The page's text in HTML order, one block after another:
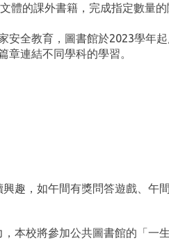
體的課外書籍，完成指定數量
安全教育，圖書館於2023學年
章連結不同學科的學習。
趣，如午間有獎問答遊戲、
本校將參加公共圖書館的「一